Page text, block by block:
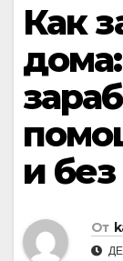
Как
и
От